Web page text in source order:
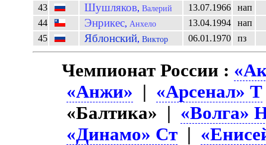
43
Шушляков, Валерий 13.07.1966
нап
44
Энрикес, Анхело 13.04.1994
нап
45
Яблонский, Виктор 06.01.1970 пз
Чемпионат России :
«Анжи» | «Арсенал» Т
«Балтика» | «Волга»
«Динамо» Ст |